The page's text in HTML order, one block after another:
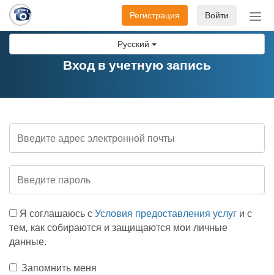
Русский
Войти
Регистрация
Вход в учетную запись
Я соглашаюсь сУсловия предоставления услуг и с
тем, как собираются и защищаются мои личные
данные.
Запомнить меня